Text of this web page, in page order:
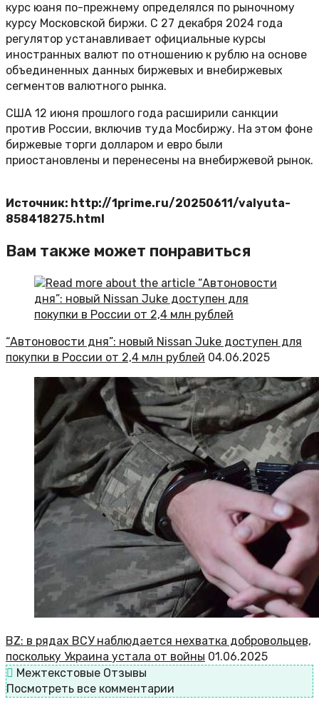
курс юаня по-прежнему определялся по рыночному
курсу Московской биржи. С 27 декабря 2024 года
регулятор устанавливает официальные курсы
иностранных валют по отношению к рублю на основе
объединенных данных биржевых и внебиржевых
сегментов валютного рынка.
США 12 июня прошлого года расширили санкции
против России, включив туда Мосбиржу. На этом фоне
биржевые торги долларом и евро были
приостановлены и перенесены на внебиржевой рынок.
Источник: http://1prime.ru/20250611/valyuta-
858418275.html
Вам также может понравиться
“Автоновости дня”: новый Nissan Juke доступен для
покупки в России от 2,4 млн рублей 04.06.2025
BZ: в рядах ВСУ наблюдается нехватка добровольцев,
поскольку Украина устала от войны 01.06.2025
Межтекстовые Отзывы
Посмотреть все комментарии